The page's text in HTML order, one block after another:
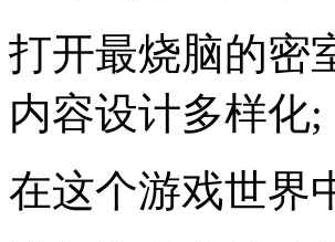
打开最烧脑的密
内容设计多样化;
在这个游戏世界